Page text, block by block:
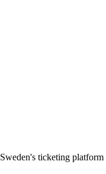
Sweden's ticketing platform